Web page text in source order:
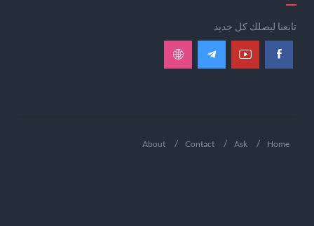
تابعنا ليصلك كل جديد
Home
Ask
Contact
About